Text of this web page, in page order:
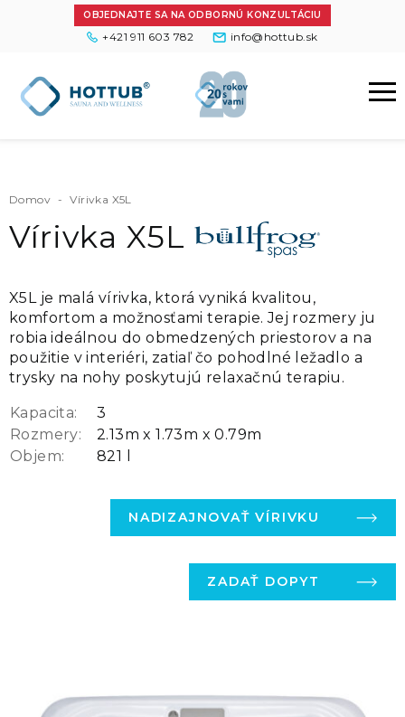
OBJEDNAJTE SA NA ODBORNÚ KONZULTÁCIU
+421 911 603 782 info@hottub.sk
Domov - Vírivka X5L
Vírivka X5L
X5L je malá vírivka, ktorá vyniká kvalitou,
komfortom a možnosťami terapie. Jej rozmery ju
robia ideálnou do obmedzených priestorov a na
použitie v interiéri, zatiaľ čo pohodlné ležadlo a
trysky na nohy poskytujú relaxačnú terapiu.
Kapacita:
3
Rozmery:
2.13m x 1.73m x 0.79m
Objem:
821 l
NADIZAJNOVAŤ VÍRIVKU
ZADAŤ DOPYT